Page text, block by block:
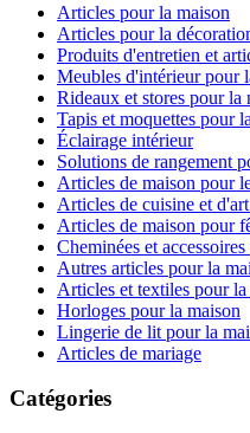
Articles pour la maison
Articles pour la
Produits d'entretien et
Meubles d'intérieur pour
Rideaux et stores pour la
Tapis et moquettes pour
Éclairage intérieur
Solutions de rangement
Articles de maison pour
Articles de cuisine et
Articles de maison pour
Cheminées et
Autres articles pour la
Articles et textiles pour la
Horloges pour la maison
Lingerie de lit pour la
Articles de mariage
Catégories